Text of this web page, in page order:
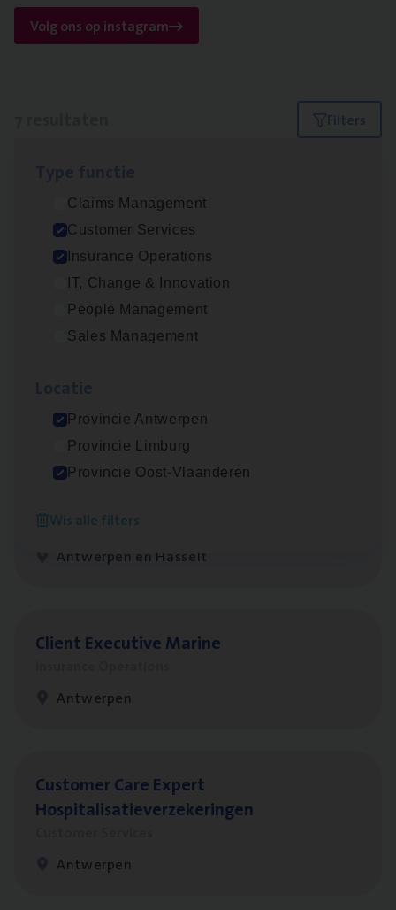
Volg ons op instagram
Filters
Claims Management
Customer Services
Insurance Operations
IT, Change & Innovation
People Management
Sales Management
Provincie Antwerpen
Provincie Limburg
Provincie Oost-Vlaanderen
Wis alle filters
Dos­sier­be­heer­der Gewaar­borgd Inkomen
Insurance Operations
Antwerpen
Dos­sier­be­heer­der Onder­ne­min­gen Van­b­
Mechelen
Insurance Operations
Antwerpen en Hasselt
Client Exe­cu­ti­ve Marine
Antwerpen
Cus­to­mer Care Expert
Hospitalisatieverzekeringen
Antwerpen